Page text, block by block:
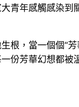
大青年感觸感染到
根，當一個個“芳
份芳華幻想都